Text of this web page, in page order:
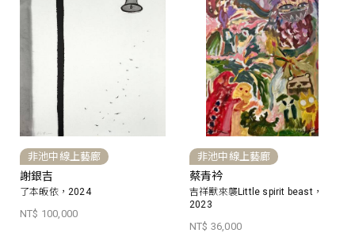
非池中線上藝廊
謝銀吉
了本皈依，2024
NT$ 100,000
非池中線上藝廊
蔡青衿
吉祥獸來襲Little spirit beast，
2023
NT$ 36,000